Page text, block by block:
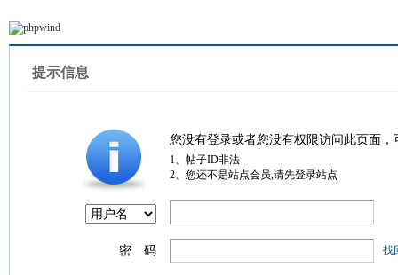
提示信息
您没有登录或者您没有权限访问此页面
1、帖子ID非法
2、您还不是站点会员,请先登录站点
密 码 找